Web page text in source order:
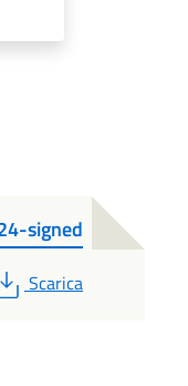
signed
PDF
Scarica